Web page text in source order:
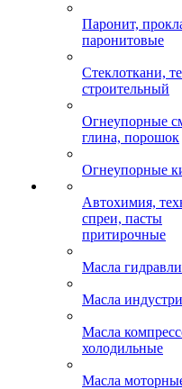
Паронит,
паронитовые
Стеклоткани,
строительный
Огнеупорные
глина, порошок
Огнеупорные
Автохимия,
спреи, пасты
притирочные
Масла
Масла
Масла
холодильные
Масла